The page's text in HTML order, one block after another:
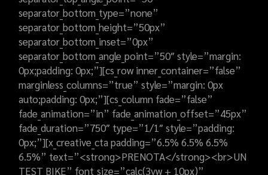
separator_bottom_type=”none”
separator_bottom_height=”50px”
separator_bottom_inset=”0px”
separator_bottom_angle_point=”50″ style=”margin:
0px;padding: 0px;”][cs_row inner_container=”false”
marginless_columns=”true” style=”margin: 0px
auto;padding: 0px;”][cs_column fade=”false”
fade_animation=”in” fade_animation_offset=”45px”
fade_duration=”750″ type=”1/1″ style=”padding:
0px;”][x_creative_cta padding=”6.5% 6.5% 6.5%
6.5%” text=”<strong>PRENOTA</strong><br>UN
TEST BIKE” font_size=”calc(3vw + 10px)”